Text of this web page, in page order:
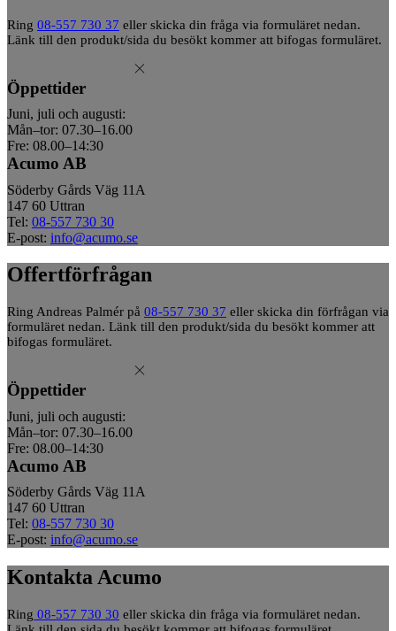
Ring 08-557 730 37 eller skicka din fråga via formuläret nedan.
Länk till den produkt/sida du besökt kommer att bifogas formuläret.
Öppettider
Juni, juli och augusti:
Mån–tor: 07.30–16.00
Fre: 08.00–14:30
Acumo AB
Söderby Gårds Väg 11A
147 60 Uttran
Tel: 08-557 730 30
E-post: info@acumo.se
Offertförfrågan
Ring Andreas Palmér på 08-557 730 37 eller skicka din förfrågan via
formuläret nedan. Länk till den produkt/sida du besökt kommer att
bifogas formuläret.
Öppettider
Juni, juli och augusti:
Mån–tor: 07.30–16.00
Fre: 08.00–14:30
Acumo AB
Söderby Gårds Väg 11A
147 60 Uttran
Tel: 08-557 730 30
E-post: info@acumo.se
Kontakta Acumo
Ring 08-557 730 30 eller skicka din fråga via formuläret nedan.